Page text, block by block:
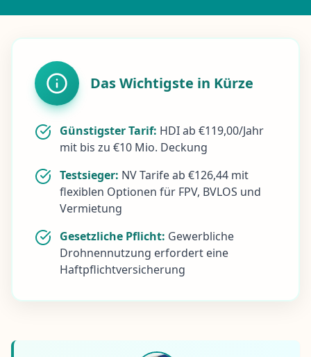
Das Wichtigste in Kürze
Günstigster Tarif: HDI ab €119,00/Jahr
mit bis zu €10 Mio. Deckung
Testsieger: NV Tarife ab €126,44 mit
flexiblen Optionen für FPV, BVLOS und
Vermietung
Gesetzliche Pflicht: Gewerbliche
Drohnennutzung erfordert eine
Haftpflichtversicherung